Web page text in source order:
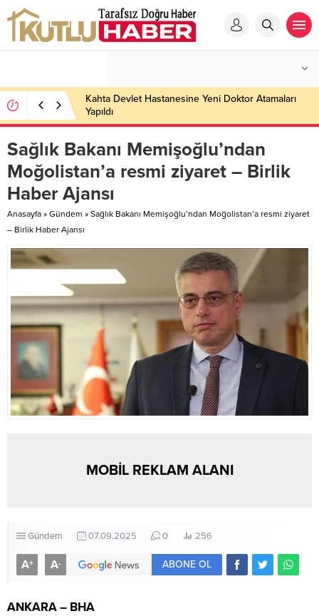
Kahta Devlet Hastanesine Yeni Doktor Atamaları
Yapıldı
Sağlık Bakanı Memişoğlu’ndan
Moğolistan’a resmi ziyaret – Birlik
Haber Ajansı
Anasayfa » Gündem » Sağlık Bakanı Memişoğlu’ndan Moğolistan’a resmi ziyaret
– Birlik Haber Ajansı
MOBİL REKLAM ALANI
Gündem 07.09.2025 0 256
A+ A- ABONE OL
ANKARA – BHA